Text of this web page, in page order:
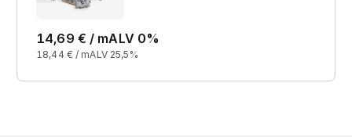
14,69 € / mALV 0%
18,44 € / mALV 25,5%